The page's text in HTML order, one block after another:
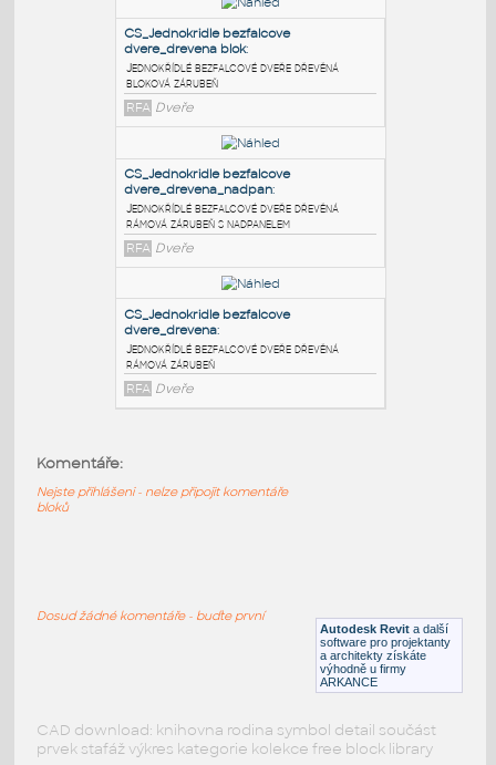
PODOBNÉ BLOKY:
CS_Jednokridle bezfalcove
dvere_ocelova obloz
Jednokřídlé bezfalcové dveře ocelová
obložková zárubeň
RFA Dveře
CS_Jednokridle bezfalcove
dvere_drevena blok:
Jednokřídlé bezfalcové dveře dřevěná
bloková zárubeň
RFA Dveře
Jednokřídlé bezfalcové dveře dřevěná
Autodesk Revit a další
software pro projektanty
a architekty získáte
výhodně u firmy
ARKANCE
Komentáře:
Nejste přihlášeni - nelze připojit komentáře
bloků
Dosud žádné komentáře - buďte první
CAD download: knihovna rodina symbol detail součást
prvek stafáž výkres kategorie kolekce free block library